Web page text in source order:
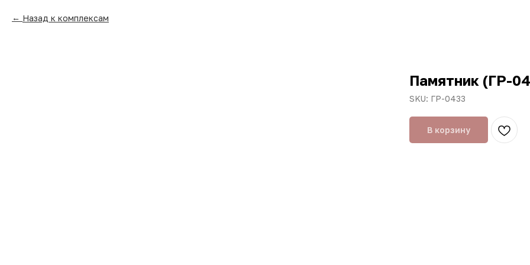
Назад к комплексам
Памятник (ГР-
SKU: ГР-0433
В корзину